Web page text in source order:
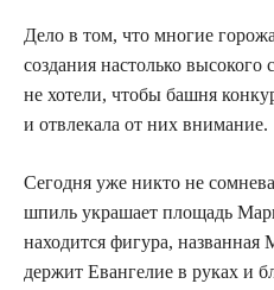
Дело в том, что многие
создания настолько
не хотели, чтобы башня
и отвлекала от них внимание.
Сегодня уже никто не
шпиль украшает площадь
находится фигура,
держит Евангелие в руках и